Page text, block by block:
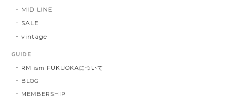
MID LINE
SALE
vintage
GUIDE
RM ism FUKUOKAについて
BLOG
MEMBERSHIP